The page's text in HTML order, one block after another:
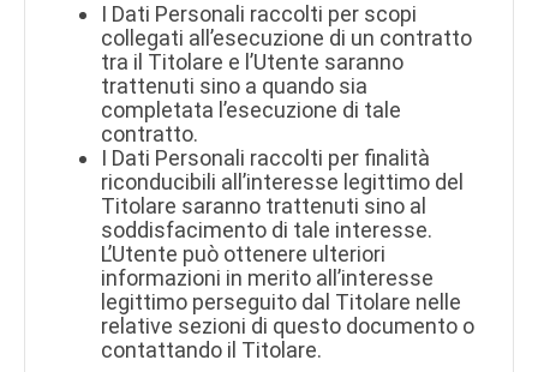
I Dati Personali raccolti per scopi
collegati all’esecuzione di un contratto
tra il Titolare e l’Utente saranno
trattenuti sino a quando sia
completata l’esecuzione di tale
contratto.
I Dati Personali raccolti per finalità
riconducibili all’interesse legittimo del
Titolare saranno trattenuti sino al
soddisfacimento di tale interesse.
L’Utente può ottenere ulteriori
informazioni in merito all’interesse
legittimo perseguito dal Titolare nelle
relative sezioni di questo documento o
contattando il Titolare.